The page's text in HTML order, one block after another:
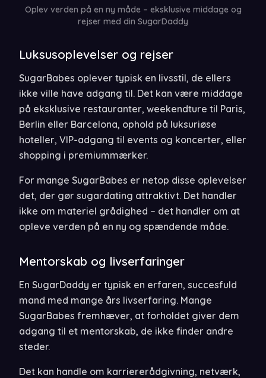
Oplev verden på en ny måde – eksklusive middage og
rejser med din SugarDaddy
Luksusoplevelser og rejser
SugarBabes oplever typisk en livsstil, de ellers
ikke ville have adgang til. Det kan være middage
på eksklusive restauranter, weekendture til Paris,
Berlin eller Barcelona, ophold på luksuriøse
hoteller, VIP-adgang til events og koncerter, eller
shopping i premiummærker.
For mange SugarBabes er netop disse oplevelser
det, der gør sugardating attraktivt. Det handler
ikke om materiel grådighed – det handler om at
opleve verden på en ny og spændende måde.
Mentorskab og livserfaringer
En SugarDaddy er typisk en erfaren, succesfuld
mand med mange års livserfaring. Mange
SugarBabes fremhæver, at forholdet giver dem
adgang til et mentorskab, de ikke finder andre
steder.
Det kan handle om karriererådgivning, netværk,